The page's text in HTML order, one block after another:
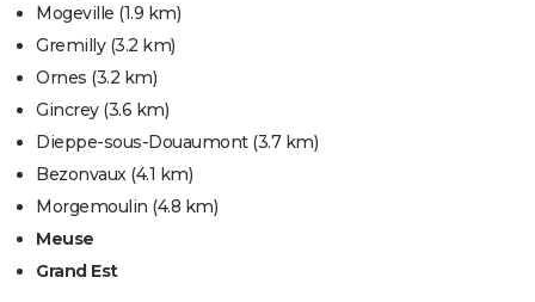
Mogeville (1.9 km)
Gremilly(3.2 km)
Ornes (3.2 km)
Gincrey(3.6 km)
Dieppe-sous-Douaumont(3.7 km)
Bezonvaux(4.1 km)
Morgemoulin (4.8 km)
Meuse
Grand Est